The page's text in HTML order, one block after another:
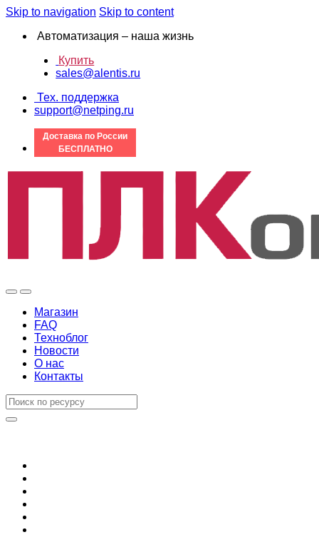
Skip to navigation Skip to content
Автоматизация – наша жизнь
Купить
sales@alentis.ru
Тех. поддержка
support@netping.ru
Доставка по России
БЕСПЛАТНО
Магазин
FAQ
Техноблог
Новости
О нас
Контакты